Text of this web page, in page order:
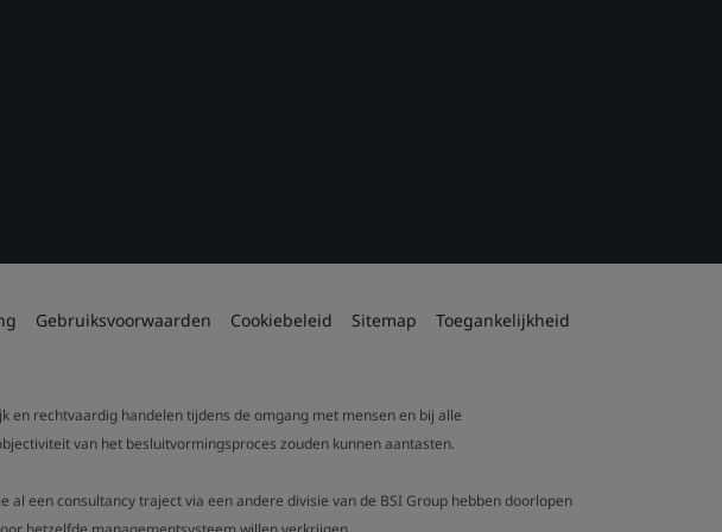
Gebruiksvoorwaarden Cookiebeleid Sitemap Toegankelijkheid
rechtvaardig handelen tijdens de omgang met mensen en bij alle
van het besluitvormingsproces zouden kunnen aantasten.
een consultancy traject via een andere divisie van de BSI Group hebben doorlopen